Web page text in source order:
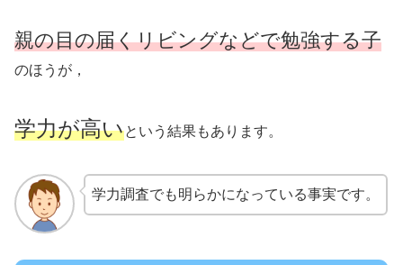
親の目の届くリビングなどで勉強する子
のほうが，
学力が高いという結果もあります。
学力調査でも明らかになっている事実です。